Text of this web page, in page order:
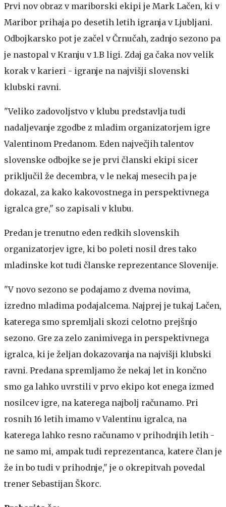
Prvi nov obraz v mariborski ekipi je Mark Lačen, ki v
Maribor prihaja po desetih letih igranja v Ljubljani.
Odbojkarsko pot je začel v Črnučah, zadnjo sezono pa
je nastopal v Kranju v 1.B ligi. Zdaj ga čaka nov velik
korak v karieri - igranje na najvišji slovenski
klubski ravni.
"Veliko zadovoljstvo v klubu predstavlja tudi
nadaljevanje zgodbe z mladim organizatorjem igre
Valentinom Predanom. Eden največjih talentov
slovenske odbojke se je prvi članski ekipi sicer
priključil že decembra, v le nekaj mesecih pa je
dokazal, za kako kakovostnega in perspektivnega
igralca gre," so zapisali v klubu.
Predan je trenutno eden redkih slovenskih
organizatorjev igre, ki bo poleti nosil dres tako
mladinske kot tudi članske reprezentance Slovenije.
"V novo sezono se podajamo z dvema novima,
izredno mladima podajalcema. Najprej je tukaj Lačen,
katerega smo spremljali skozi celotno prejšnjo
sezono. Gre za zelo zanimivega in perspektivnega
igralca, ki je željan dokazovanja na najvišji klubski
ravni. Predana spremljamo že nekaj let in končno
smo ga lahko uvrstili v prvo ekipo kot enega izmed
nosilcev igre, na katerega najbolj računamo. Pri
rosnih 16 letih imamo v Valentinu igralca, na
katerega lahko resno računamo v prihodnjih letih -
ne samo mi, ampak tudi reprezentanca, katere član je
že in bo tudi v prihodnje," je o okrepitvah povedal
trener Sebastijan Škorc.